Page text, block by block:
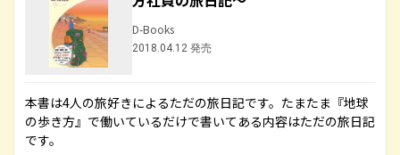
D-Books
2018.04.12 発売
本書は4人の旅好きによるただの旅日記です。たまたま『地球
の歩き方』で働いているだけで書いてある内容はただの旅日記
です。